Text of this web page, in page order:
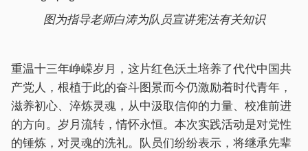
图为指导老师白涛为队员宣讲宪法有关知识
重温十三年峥嵘岁月，这片红色沃土培养了代代中国共
产党人，根植于此的奋斗图景而今仍激励着时代青年，
滋养初心、淬炼灵魂，从中汲取信仰的力量、校准前进
的方向。岁月流转，情怀永恒。本次实践活动是对党性
的锤炼，对灵魂的洗礼。队员们纷纷表示，将继承先辈